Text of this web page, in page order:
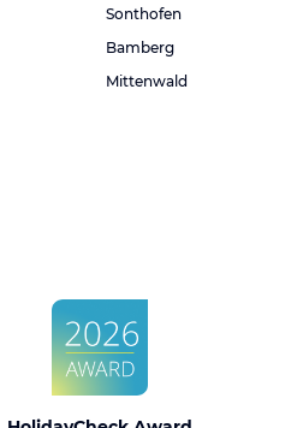
Sonthofen
Bamberg
Mittenwald